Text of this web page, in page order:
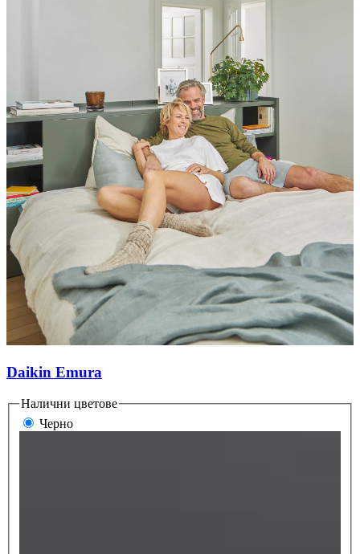
Daikin Emura
Налични цветове
Черно